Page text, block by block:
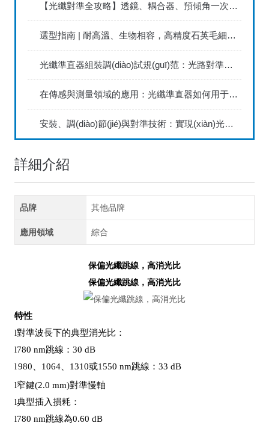
【光纖對準全攻略】透鏡、耦合器、預傾角一次看懂！
選型指南 | 耐高溫、生物相容，高精度石英毛細管光纖如何賦能前沿工業(yè)？
光纖準直器組裝調(diào)試規(guī)范：光路對準、焦距調(diào)節(jié)與封裝固定實操要點
在傳感與測量領域的應用：光纖準直器如何用于激光干涉、光譜分析及精密位移測量
安裝、調(diào)節(jié)與對準技術：實現(xiàn)光纖準直器高精度光學耦合的步驟、工具與技巧
詳細介紹
品牌 其他品牌
應用領域 綜合
保偏光纖跳線，高消光比
保偏光纖跳線，高消光比
特性
l對準波長下的典型消光比：
l780 nm跳線：30 dB
l980、1064、1310或1550 nm跳線：33 dB
l窄鍵(2.0 mm)對準慢軸
l典型插入損耗：
l780 nm跳線為0.60 dB